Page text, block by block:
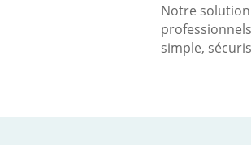
Notre
simple,